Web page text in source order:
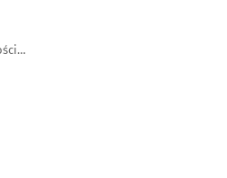
Autobus 913, przystanek Wysoka - Osiedle, kier: Żórawina - Niepodległości (Mostek)